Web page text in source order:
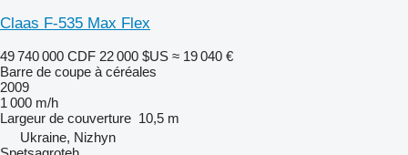
Claas F-535 Max Flex
49 740 000 CDF 22 000 $US ≈ 19 040 €
Barre de coupe à céréales
2009
1 000 m/h
Largeur de couverture 10,5 m
Ukraine, Nizhyn